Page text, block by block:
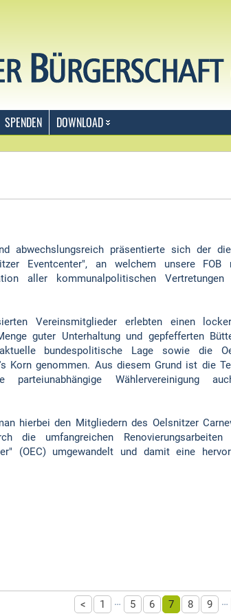
SPENDEN DOWNLOAD
abwechslungsreich präsentierte sich der
Eventcenter", an welchem unsere
aller kommunalpolitischen Vertretungen
Vereinsmitglieder erlebten einen
guter Unterhaltung und gepfefferten
bundespolitische Lage sowie die
Korn genommen. Aus diesem Grund ist die
Wählervereinigung
hierbei den Mitgliedern des Oelsnitzer
die umfangreichen
(OEC) umgewandelt und damit eine
< 1 … 5 6 7 8 9 …